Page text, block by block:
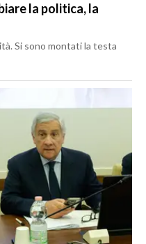
la politica, la
Si sono montati la testa